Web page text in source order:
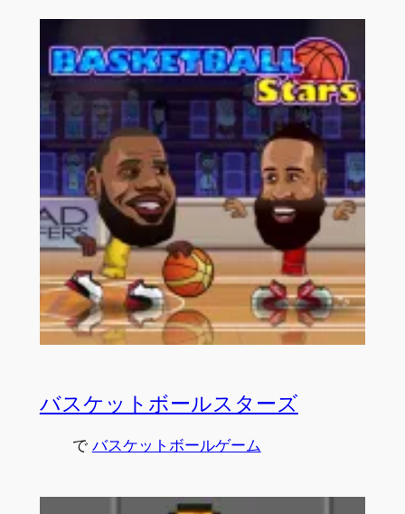
バスケットボールスターズ
で バスケットボールゲーム